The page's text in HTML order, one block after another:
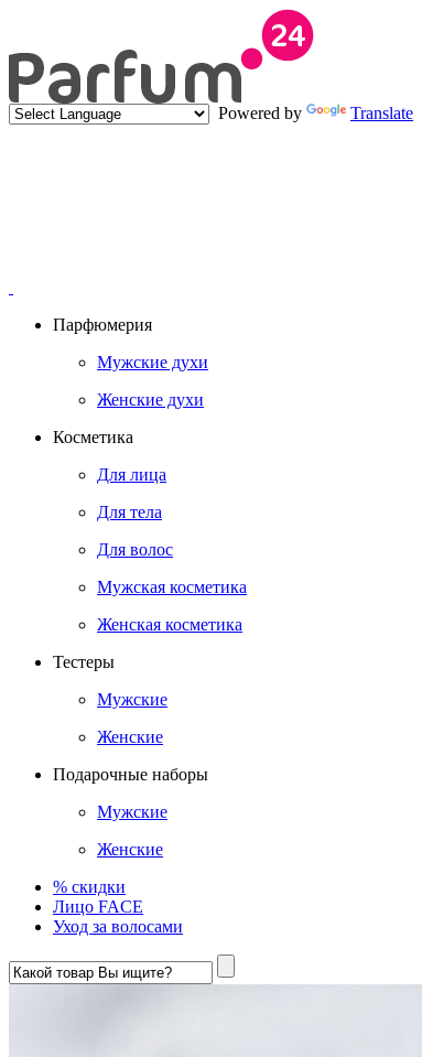
Powered by Translate
Парфюмерия
Мужские духи
Женские духи
Косметика
Для лица
Для тела
Для волос
Мужская косметика
Женская косметика
Тестеры
Мужские
Женские
Подарочные наборы
Мужские
Женские
% скидки
Лицо FACE
Уход за волосами